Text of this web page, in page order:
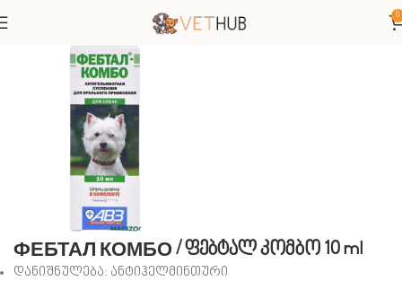
0
ვეტერინარული პრეპარატები
ФЕБТАЛ КОМБО / ფებტალ კომბო 10 ml
დანიშნულება: ანტიჰელმინთური